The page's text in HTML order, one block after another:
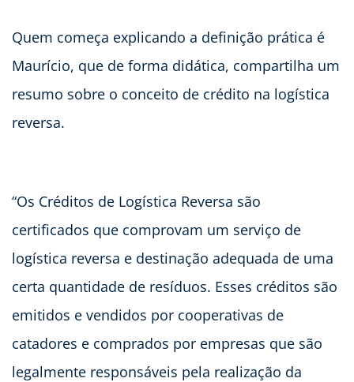
Quem começa explicando a definição prática é
Maurício, que de forma didática, compartilha um
resumo sobre o conceito de crédito na logística
reversa.
“Os Créditos de Logística Reversa são
certificados que comprovam um serviço de
logística reversa e destinação adequada de uma
certa quantidade de resíduos. Esses créditos são
emitidos e vendidos por cooperativas de
catadores e comprados por empresas que são
legalmente responsáveis pela realização da